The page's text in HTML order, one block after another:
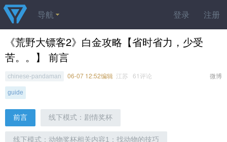
登录 注册
导航
《荒野大镖客2》白金攻略【省时省力，少受
苦。。】 前言
微博
chinese-pandaman 06-07 12:52编辑 江苏 61评论
guide
前言 线下模式：剧情奖杯
线下模式：动物奖杯相关内容1：找动物的技巧